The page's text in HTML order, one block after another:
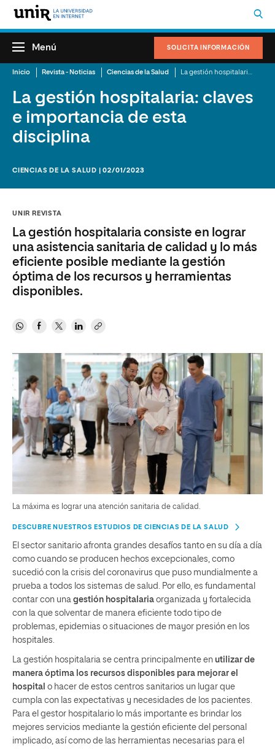
SOLICITA INFORMACIÓN
Menú
Inicio Revista - Noticias Ciencias de la Salud
La gestión hospitalaria: claves
e importancia de esta
disciplina
CIENCIAS DE LA SALUD | 02/01/2023
UNIR REVISTA
La gestión hospitalaria consiste en lograr
una asistencia sanitaria de calidad y lo más
eficiente posible mediante la gestión
óptima de los recursos y herramientas
disponibles.
La máxima es lograr una atención sanitaria de calidad.
DESCUBRE NUESTROS ESTUDIOS DE CIENCIAS DE LA SALUD
El sector sanitario afronta grandes desafíos tanto en su día a día
como cuando se producen hechos excepcionales, como
sucedió con la crisis del coronavirus que puso mundialmente a
prueba a todos los sistemas de salud. Por ello, es fundamental
contar con una gestión hospitalaria organizada y fortalecida
con la que solventar de manera eficiente todo tipo de
problemas, epidemias o situaciones de mayor presión en los
hospitales.
La gestión hospitalaria se centra principalmente en utilizar de
manera óptima los recursos disponibles para mejorar el
hospital o hacer de estos centros sanitarios un lugar que
cumpla con las expectativas y necesidades de los pacientes.
Para el gestor hospitalario lo más importante es brindar los
mejores servicios mediante la gestión eficiente del personal
implicado, así como de las herramientas necesarias para el